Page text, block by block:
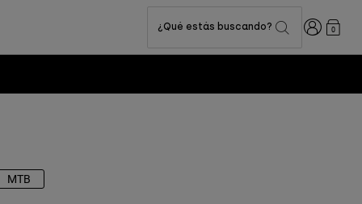
¿Qué estás buscando? Iniciar0
MTB